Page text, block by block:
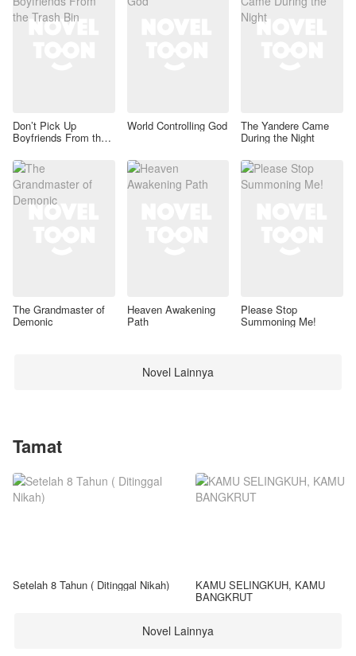
Don’t Pick Up
Boyfriends From the
World Controlling God The Yandere Came
During the Night
The Grandmaster of
Demonic
Heaven Awakening
Path
Please Stop
Summoning Me!
Novel Lainnya
Tamat
Setelah 8 Tahun ( Ditinggal Nikah) KAMU SELINGKUH, KAMU
BANGKRUT
Novel Lainnya